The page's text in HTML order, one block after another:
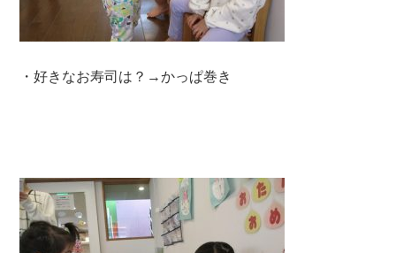
・好きなお寿司は？→かっぱ巻き